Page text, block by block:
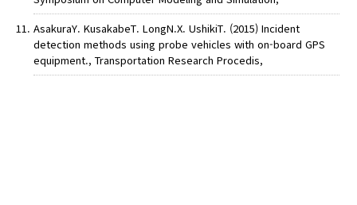
AsakuraY. KusakabeT. LongN.X. UshikiT. (2015) Incident
detection methods using probe vehicles with on-board GPS
equipment., Transportation Research Procedis,